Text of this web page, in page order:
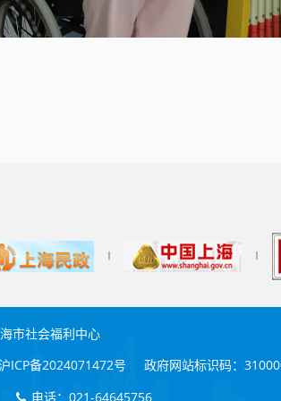
市社会福利中心
备2024071472号 政府网站标识码：
电话：021-64645756